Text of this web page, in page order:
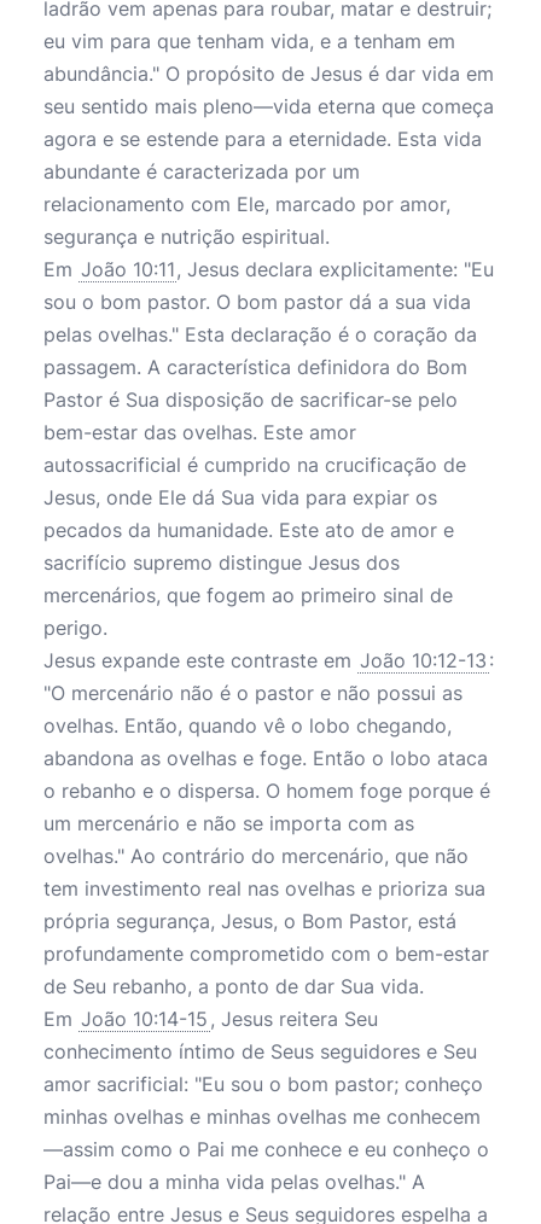
ladrão vem apenas para roubar, matar e destruir;
eu vim para que tenham vida, e a tenham em
abundância." O propósito de Jesus é dar vida em
seu sentido mais pleno—vida eterna que começa
agora e se estende para a eternidade. Esta vida
abundante é caracterizada por um
relacionamento com Ele, marcado por amor,
segurança e nutrição espiritual.
Em João 10:11, Jesus declara explicitamente: "Eu
sou o bom pastor. O bom pastor dá a sua vida
pelas ovelhas." Esta declaração é o coração da
passagem. A característica definidora do Bom
Pastor é Sua disposição de sacrificar-se pelo
bem-estar das ovelhas. Este amor
autossacrificial é cumprido na crucificação de
Jesus, onde Ele dá Sua vida para expiar os
pecados da humanidade. Este ato de amor e
sacrifício supremo distingue Jesus dos
mercenários, que fogem ao primeiro sinal de
perigo.
Jesus expande este contraste em João 10:12-13 :
"O mercenário não é o pastor e não possui as
ovelhas. Então, quando vê o lobo chegando,
abandona as ovelhas e foge. Então o lobo ataca
o rebanho e o dispersa. O homem foge porque é
um mercenário e não se importa com as
ovelhas." Ao contrário do mercenário, que não
tem investimento real nas ovelhas e prioriza sua
própria segurança, Jesus, o Bom Pastor, está
profundamente comprometido com o bem-estar
de Seu rebanho, a ponto de dar Sua vida.
Em João 10:14-15 , Jesus reitera Seu
conhecimento íntimo de Seus seguidores e Seu
amor sacrificial: "Eu sou o bom pastor; conheço
minhas ovelhas e minhas ovelhas me conhecem
—assim como o Pai me conhece e eu conheço o
Pai—e dou a minha vida pelas ovelhas." A
relação entre Jesus e Seus seguidores espelha a